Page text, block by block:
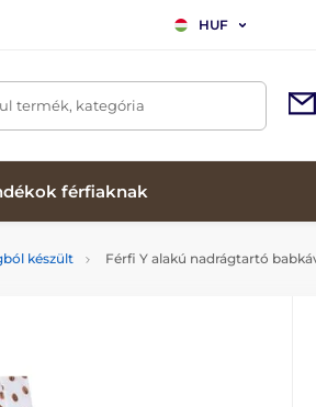
HUF
termék, kategória
férfiaknak
készült Férfi Y alakú nadrágtartó